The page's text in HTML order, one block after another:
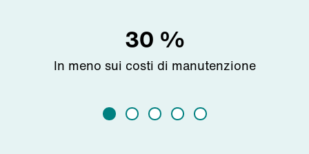
30 %
In meno sui costi di manutenzione